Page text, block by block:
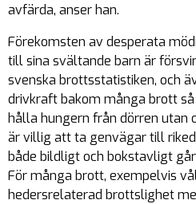
avfärda, anser han.
Förekomsten av desperata
till sina svältande barn är
svenska brottsstatistiken, och
drivkraft bakom många brott
hålla hungern från dörren utan
är villig att ta genvägar till
både bildligt och bokstavligt
För många brott, exempelvis
hedersrelaterad brottslighet